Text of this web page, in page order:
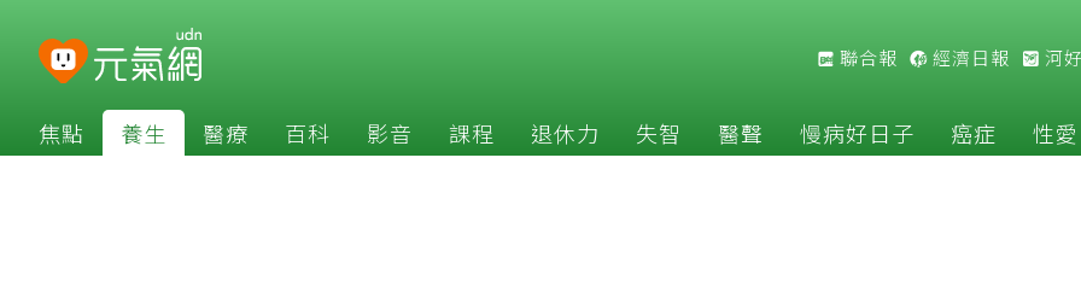
聯合報 經濟日報 河
焦點 養生 醫療 百科 影音 課程 退休力 失智 醫聲 慢病好日子 癌症 性愛